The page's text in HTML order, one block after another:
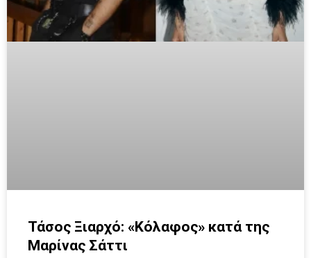
Τάσος Ξιαρχό: «Κόλαφος» κατά της
Μαρίνας Σάττι